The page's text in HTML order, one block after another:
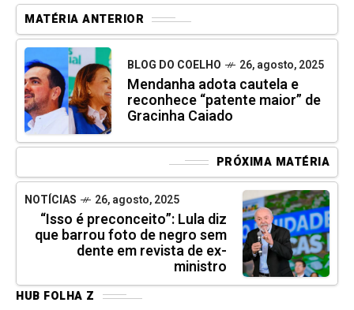
MATÉRIA ANTERIOR
BLOG DO COELHO 26, agosto, 2025
Mendanha adota cautela e
reconhece “patente maior” de
Gracinha Caiado
PRÓXIMA MATÉRIA
NOTÍCIAS 26, agosto, 2025
“Isso é preconceito”: Lula diz
que barrou foto de negro sem
dente em revista de ex-
ministro
HUB FOLHA Z